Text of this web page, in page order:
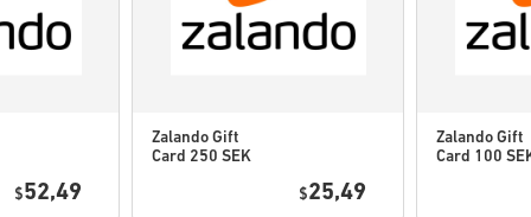
Mira la guía rápida arriba o
Puede recibir más de un
$52,49
Zalando Gift
Card 250 SEK
$25,49
Zalando Gift
Card 100